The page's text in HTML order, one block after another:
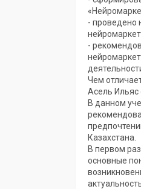
- проведено
-
Чем
Асель Ильяс
В данном
Казахстана.
В первом
основные